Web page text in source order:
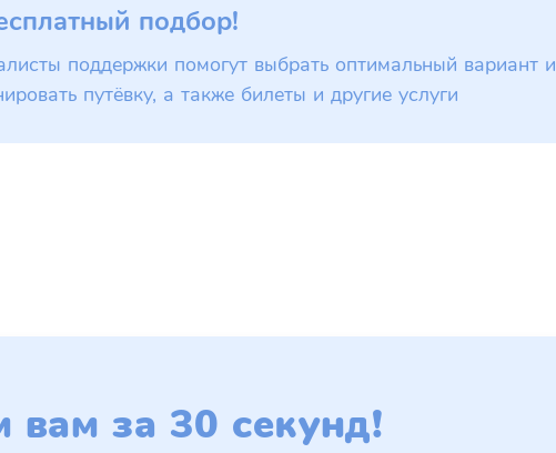
подбор!
поддержки помогут выбрать оптимальный вариант и
путёвку, а также билеты и другие услуги
вам за 30 секунд!